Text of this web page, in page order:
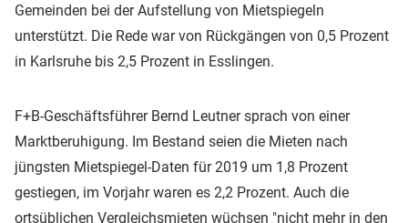
Gemeinden bei der Aufstellung von Mietspiegeln
unterstützt. Die Rede war von Rückgängen von 0,5 Prozent
in Karlsruhe bis 2,5 Prozent in Esslingen.
F+B-Geschäftsführer Bernd Leutner sprach von einer
Marktberuhigung. Im Bestand seien die Mieten nach
jüngsten Mietspiegel-Daten für 2019 um 1,8 Prozent
gestiegen, im Vorjahr waren es 2,2 Prozent. Auch die
ortsüblichen Vergleichsmieten wüchsen "nicht mehr in den